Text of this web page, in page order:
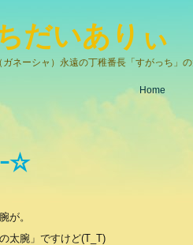
だいありぃ
ガネーシャ）永遠の丁稚番長「すがっち」
Home
ｰ☆
が。
太腕」ですけど(T_T)